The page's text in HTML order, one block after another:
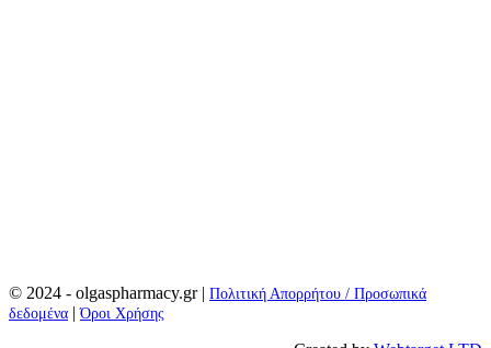
© 2024 - olgaspharmacy.gr | Πολιτική Απορρήτου / Προσωπικά
δεδομένα |Όροι Χρήσης